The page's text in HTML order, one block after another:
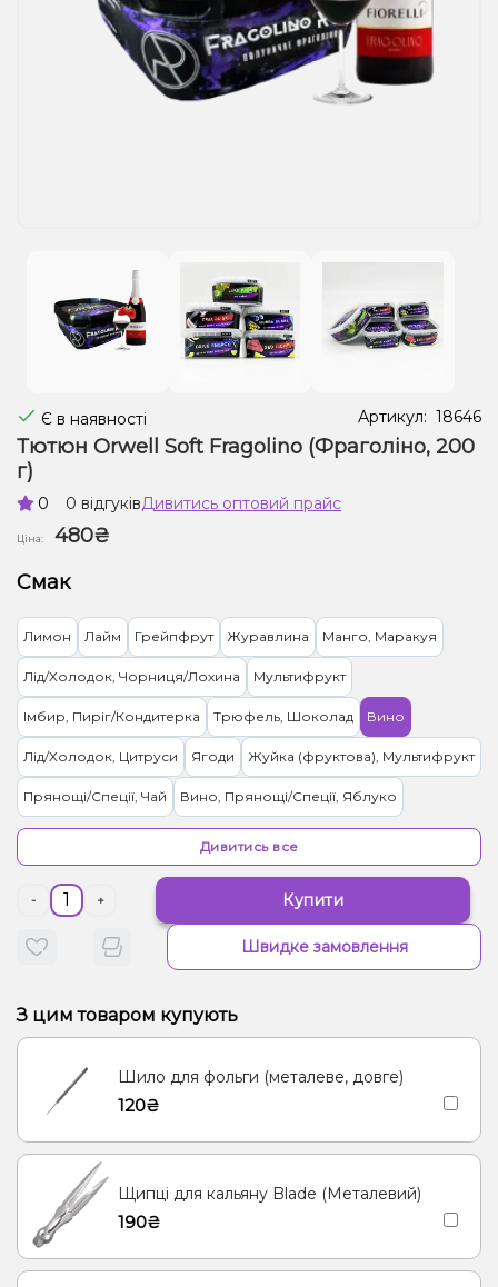
Рідини для електронних сигарет
Подарункові набори
Є в наявності Артикул: 18646
Тютюн Orwell Soft Fragolino (Фраголіно, 200
г)
0 0 відгуківДивитись оптовий прайс
Ціна:
480₴
Смак
Лимон Лайм Грейпфрут Журавлина Манго, Маракуя
Лід/Холодок, Чорниця/Лохина Мультифрукт
Імбир, Пиріг/Кондитерка Трюфель, Шоколад Вино
Лід/Холодок, Цитруси Ягоди Жуйка (фруктова), Мультифрукт
Прянощі/Спеції, Чай Вино, Прянощі/Спеції, Яблуко
Мультифрукт, Ягоди Банан, Ягоди Персик, Чай Малина
Ананас Вишня/Черешня, Гранат
Вершки/Крем, Ягоди Желейки Прянощі/Спеції, Яблуко
Кавун Диня Пітайя/Драконовий фрукт
Дивитись все
- + Купити
Швидке замовлення
З цим товаром купують
Шило для фольги (металеве, довге)
120₴
Щипці для кальяну Blade (Металевий)
190₴